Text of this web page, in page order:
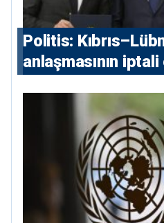
Politis:
anlaşmasının